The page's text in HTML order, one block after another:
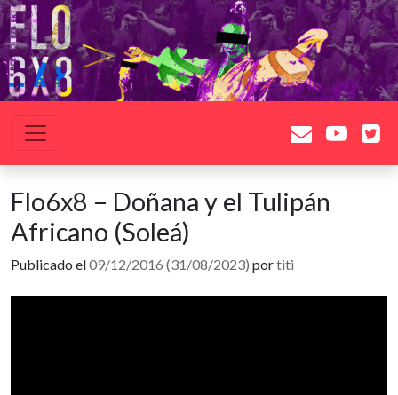
Navegación principal
Flo6x8 – Doñana y el Tulipán
Africano (Soleá)
Publicado el09/12/2016 (31/08/2023) portiti